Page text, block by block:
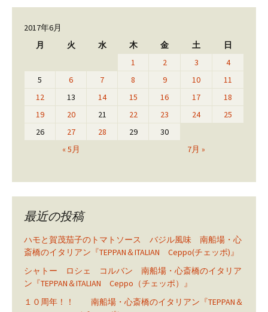
2017年6月
月
火 水 木 金 土 日
« 5月 7月 »
1 2 3
4
5
6 7 8 9 10
11
12
13 14 15 16 17
18
19
20 21 22 23 24
25
26
27 28 29 30
最近の投稿
ハモと賀茂茄子のトマトソース バジル風味 南船場・心
斎橋のイタリアン『TEPPAN＆ITALIAN Ceppo(チェッポ)』
シャトー ロシェ コルバン 南船場・心斎橋のイタリア
ン『TEPPAN＆ITALIAN Ceppo（チェッポ）』
１０周年！！ 南船場・心斎橋のイタリアン『TEPPAN＆